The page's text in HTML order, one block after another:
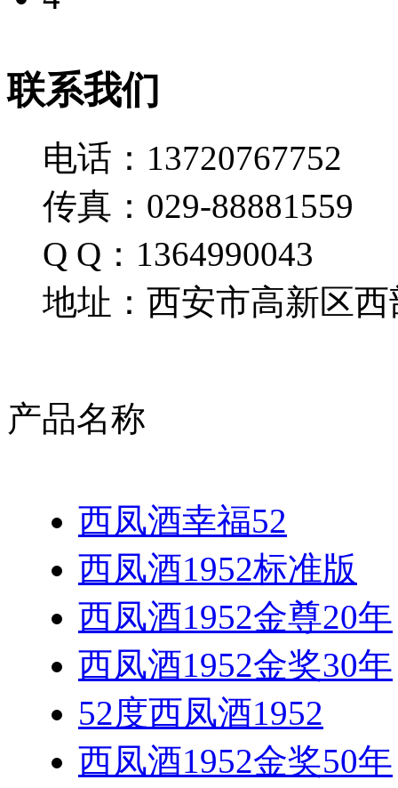
联系我们
电话：13720767752
传真：029-88881559
Q Q：1364990043
地址：西安市高新区西
产品名称
西凤酒幸福52
西凤酒1952标准版
西凤酒1952金尊20年
西凤酒1952金奖30年
52度西凤酒1952
西凤酒1952金奖50年